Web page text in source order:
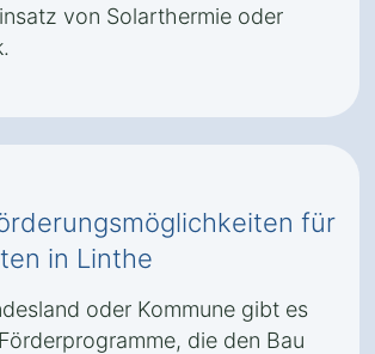
von Solarthermie oder
für
in Linthe
oder Kommune gibt es
die den Bau